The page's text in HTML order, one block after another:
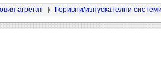
агрегат Горивни/изпускателни системи